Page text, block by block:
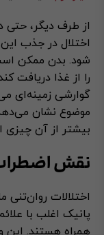
از طرف دیگر، حتی
اختلال در جذب
را از غذا دریافت
گوارشی زمینه‌ای
موضوع نشان
بیشتر از آن
نقش
اختلالات
پانیک اغلب با
همراه هستند.